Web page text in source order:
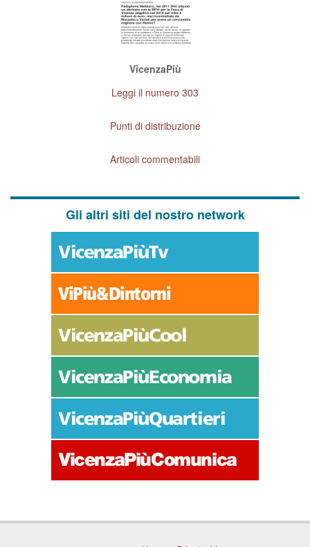
VicenzaPiù
Leggi il numero 303
Punti di distribuzione
Articoli commentabili
Gli altri siti del nostro network